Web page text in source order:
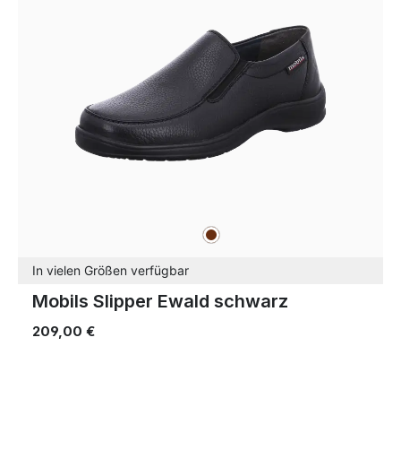
braun
In vielen Größen verfügbar
Mobils Slipper Ewald schwarz
209,00 €